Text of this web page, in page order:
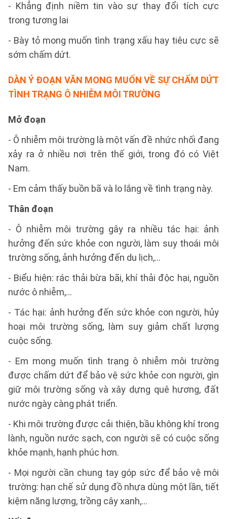
- Khẳng định niềm tin vào sự thay đổi tích cực
trong tương lai
- Bày tỏ mong muốn tình trạng xấu hay tiêu cực sẽ
sớm chấm dứt.
DÀN Ý ĐOẠN VĂN MONG MUỐN VỀ SỰ CHẤM DỨT
TÌNH TRẠNG Ô NHIỄM MÔI TRƯỜNG
Mở đoạn
- Ô nhiễm môi trường là một vấn đề nhức nhối đang
xảy ra ở nhiều nơi trên thế giới, trong đó có Việt
Nam.
- Em cảm thấy buồn bã và lo lắng về tình trạng này.
Thân đoạn
- Ô nhiễm môi trường gây ra nhiều tác hại: ảnh
hưởng đến sức khỏe con người, làm suy thoái môi
trường sống, ảnh hưởng đến du lịch,...
- Biểu hiện: rác thải bừa bãi, khí thải độc hại, nguồn
nước ô nhiễm,...
- Tác hại: ảnh hưởng đến sức khỏe con người, hủy
hoại môi trường sống, làm suy giảm chất lượng
cuộc sống.
- Em mong muốn tình trạng ô nhiễm môi trường
được chấm dứt để bảo vệ sức khỏe con người, gìn
giữ môi trường sống và xây dựng quê hương, đất
nước ngày càng phát triển.
- Khi môi trường được cải thiện, bầu không khí trong
lành, nguồn nước sạch, con người sẽ có cuộc sống
khỏe mạnh, hạnh phúc hơn.
- Mọi người cần chung tay góp sức để bảo vệ môi
trường: hạn chế sử dụng đồ nhựa dùng một lần, tiết
kiệm năng lượng, trồng cây xanh,...